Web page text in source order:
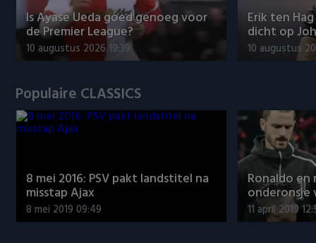
Is Ayase Ueda goed genoeg voor
de Premier League?
10 augustus 2026 19:39
Erik ten
dicht op
10 augustus
Populaire CLASSICS
8 mei 2016: PSV pakt landstitel na
misstap Ajax
8 mei 2019 09:49
Ronaldo
onderonsje
11 april 2019